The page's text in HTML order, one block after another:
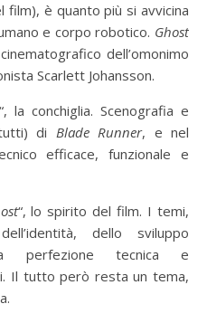
film), è quanto più si avvicina
e corpo robotico. Ghost
dell’omonimo
Scarlett Johansson.
la conchiglia. Scenografia e
di Blade Runner, e nel
efficace, funzionale e
“, lo spirito del film. I temi,
dello sviluppo
perfezione tecnica e
Il tutto però resta un tema,